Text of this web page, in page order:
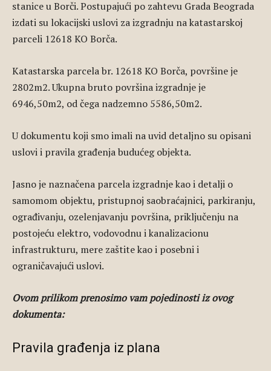
stanice u Borči. Postupajući po zahtevu Grada Beograda
izdati su lokacijski uslovi za izgradnju na katastarskoj
parceli 12618 KO Borča.
Katastarska parcela br. 12618 KO Borča, površine je
2802m2. Ukupna bruto površina izgradnje je
6946,50m2, od čega nadzemno 5586,50m2.
U dokumentu koji smo imali na uvid detaljno su opisani
uslovi i pravila građenja budućeg objekta.
Jasno je naznačena parcela izgradnje kao i detalji o
samomom objektu, pristupnoj saobraćajnici, parkiranju,
ograđivanju, ozelenjavanju površina, priključenju na
postojeću elektro, vodovodnu i kanalizacionu
infrastrukturu, mere zaštite kao i posebni i
ograničavajući uslovi.
Ovom prilikom prenosimo vam pojedinosti iz ovog
dokumenta:
Pravila građenja iz plana